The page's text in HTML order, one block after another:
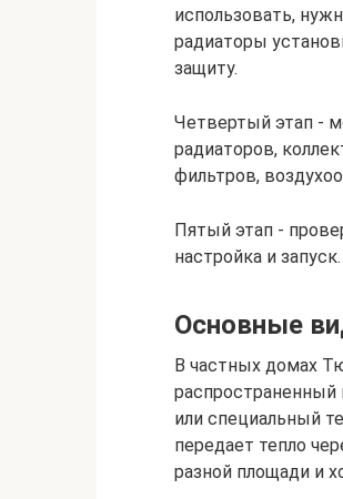
использовать,
радиаторы
защиту.
Четвертый этап -
радиаторов,
фильтров,
Пятый этап -
настройка и
Основные
В частных домах
распространенный
или специальный
передает тепло
разной площади и